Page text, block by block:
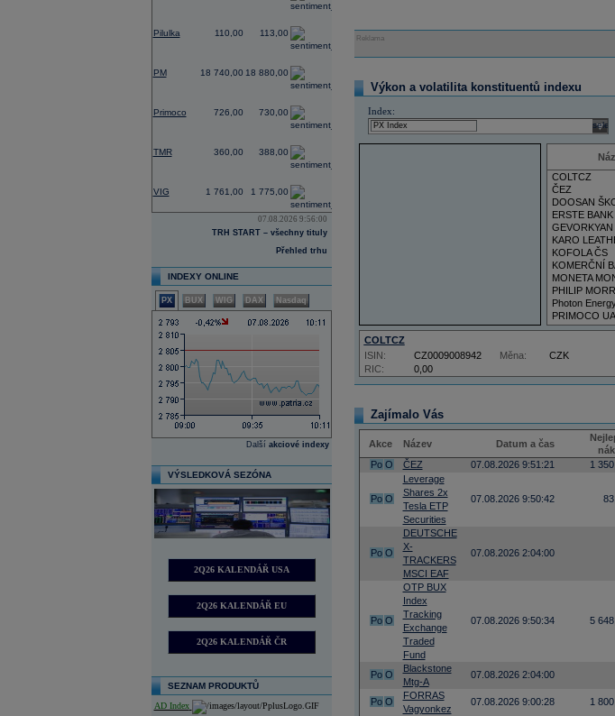
Pilulka 110,00 113,00
PM 18 740,00 18 880,00
0,53
Primoco 726,00 730,00
0,00
TMR 360,00 388,00
VIG 1 761,00 1 775,00
07.08.2026 9:56:00
TRH START – všechny tituly
Přehled trhu
INDEXY ONLINE
PX BUX WIG DAX Nasdaq
Další akciové indexy
VÝSLEDKOVÁ SEZÓNA
2Q26 KALENDÁŘ USA
2Q26 KALENDÁŘ EU
2Q26 KALENDÁŘ ČR
SEZNAM PRODUKTŮ
AD Index
Reklama
Výkon a volatilita konstituentů indexu
Index:
select
COLTCZ
ČEZ
DOOSAN
ERSTE BANK
GEVORKYAN
KARO
KOFOLA ČS
KOMERČNÍ
MONETA
PHILIP
Photon
PRIMOCO
VIG
COLTCZ
RIC: 0,00
ISIN: CZ0009008942 Měna: CZK
Zajímalo Vás
Akce Název Datum a čas
Po O ČEZ 07.08.2026 9:51:21 1
Po O
Leverage
Shares 2x
Tesla ETP
Securities
07.08.2026 9:50:42
Po O
DEUTSCHE
X-
TRACKERS
MSCI EAF
07.08.2026 2:04:00
Po O
OTP BUX
Index
Tracking
Exchange
Traded
Fund
07.08.2026 9:50:34 5
Po O
Blackstone
Mtg-A
07.08.2026 2:04:00
Po O
FORRAS
Vagyonkez
07.08.2026 9:00:28 1